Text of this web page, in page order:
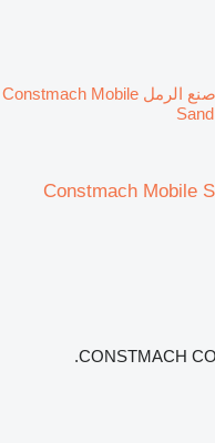
جديد آلة صنع الرمل Constmach Mobile
Constmach Mobile
CONSTMACH